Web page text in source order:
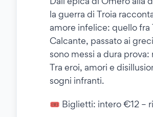
la guerra di Troia
amore infelice: quello fra
Calcante, passato ai
sono messi a dura
Tra eroi, amori e
sogni infranti.
🎟️ Biglietti: intero €12 –